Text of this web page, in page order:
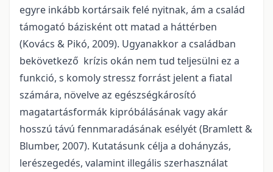
egyre inkább kortársaik felé nyitnak, ám a család
támogató bázisként ott matad a háttérben
(Kovács & Pikó, 2009). Ugyanakkor a családban
bekövetkező krízis okán nem tud teljesülni ez a
funkció, s komoly stressz forrást jelent a fiatal
számára, növelve az egészségkárosító
magatartásformák kipróbálásának vagy akár
hosszú távú fennmaradásának esélyét (Bramlett &
Blumber, 2007). Kutatásunk célja a dohányzás,
lerészegedés, valamint illegális szerhasználat